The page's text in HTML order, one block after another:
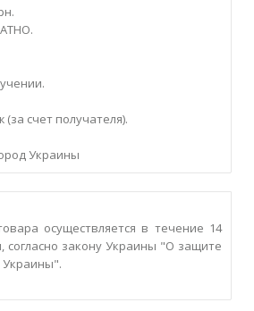
счет получателя).
Украины
осуществляется в течение 14
согласно закону Украины "О защите
Украины".